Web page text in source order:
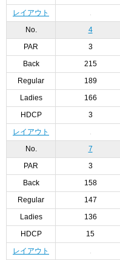
レイアウト
No. 4
PAR 3
Back 215
Regular 189
Ladies 166
HDCP 3
レイアウト
No. 7
PAR 3
Back 158
Regular 147
Ladies 136
HDCP 15
レイアウト